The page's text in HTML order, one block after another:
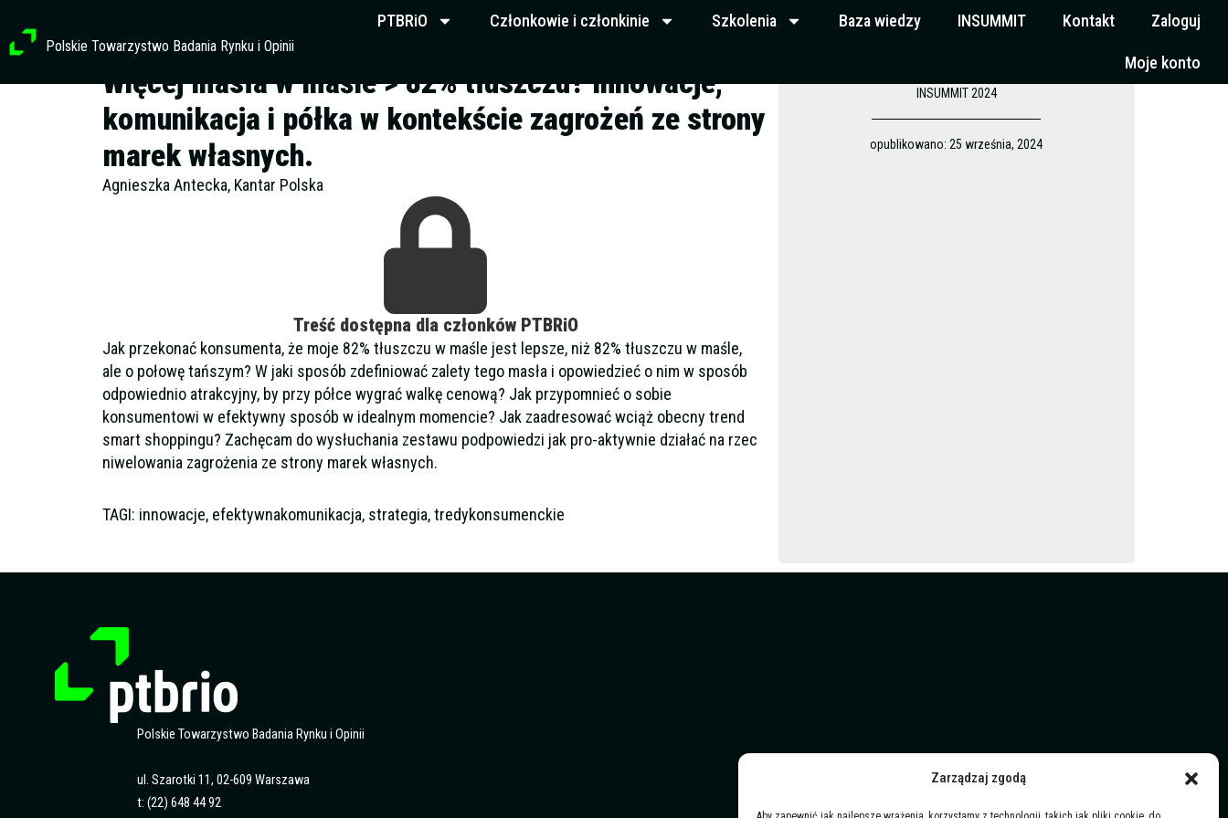
Zarządzaj zgodą
treści
Polskie Towarzystwo Badania Rynku i Opinii
PTBRiO Członkowie i członkinie Szkolenia Baza wiedzy INSUMMIT Kontakt Zaloguj
Moje konto
Więcej masła w maśle > 82% tłuszczu? Innowacje,
komunikacja i półka w kontekście zagrożeń ze strony
marek własnych.
Agnieszka Antecka, Kantar Polska
Treść dostępna dla członków PTBRiO
Jak przekonać konsumenta, że moje 82% tłuszczu w maśle jest lepsze, niż 82% tłuszczu w maśle,
ale o połowę tańszym? W jaki sposób zdefiniować zalety tego masła i opowiedzieć o nim w sposób
odpowiednio atrakcyjny, by przy półce wygrać walkę cenową? Jak przypomnieć o sobie
konsumentowi w efektywny sposób w idealnym momencie? Jak zaadresować wciąż obecny trend
smart shoppingu? Zachęcam do wysłuchania zestawu podpowiedzi jak pro-aktywnie działać na rzec
niwelowania zagrożenia ze strony marek własnych.
TAGI: innowacje, efektywnakomunikacja, strategia, tredykonsumenckie
INSUMMIT 2024
opublikowano: 25 września, 2024
Polskie Towarzystwo Badania Rynku i Opinii
ul. Szarotki 11, 02-609 Warszawa
t: (22) 648 44 92